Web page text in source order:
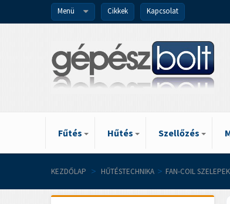
Menü Cikkek Kapcsolat
Fűtés Hűtés Szellőzés
KEZDŐLAP > HŰTÉSTECHNIKA > FAN-COIL SZELEPEK